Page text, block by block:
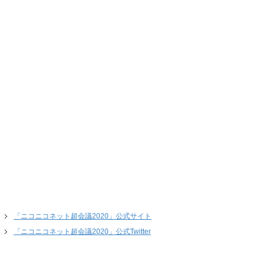
「ニコニコネット超会議2020」公式サイト
「ニコニコネット超会議2020」公式Twitter